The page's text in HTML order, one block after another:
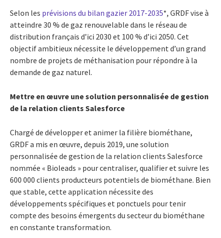
Selon les prévisions du bilan gazier 2017-2035*, GRDF vise à
atteindre 30 % de gaz renouvelable dans le réseau de
distribution français d’ici 2030 et 100 % d’ici 2050. Cet
objectif ambitieux nécessite le développement d’un grand
nombre de projets de méthanisation pour répondre à la
demande de gaz naturel.
Mettre en œuvre une solution personnalisée de gestion
de la relation clients Salesforce
Chargé de développer et animer la filière biométhane,
GRDF a mis en œuvre, depuis 2019, une solution
personnalisée de gestion de la relation clients Salesforce
nommée « Bioleads » pour centraliser, qualifier et suivre les
600 000 clients producteurs potentiels de biométhane. Bien
que stable, cette application nécessite des
développements spécifiques et ponctuels pour tenir
compte des besoins émergents du secteur du biométhane
en constante transformation.